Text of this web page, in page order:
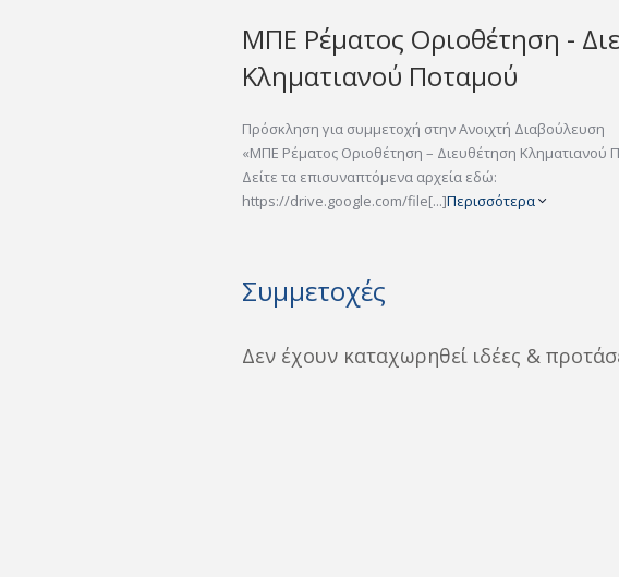
ΜΠΕ Ρέματος Οριοθέτηση -
Κληματιανού Ποταμού
Πρόσκληση για συμμετοχή στην Ανοιχτή Διαβούλευση
«ΜΠΕ Ρέματος Οριοθέτηση – Διευθέτηση Κληματιανού
Δείτε τα επισυναπτόμενα αρχεία εδώ:
https://drive.google.com/file[...]Περισσότερα
Συμμετοχές
Δεν έχουν καταχωρηθεί ιδέες &